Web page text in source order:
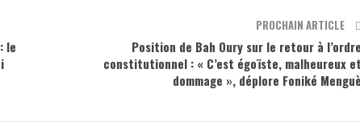
le
PROCHAIN ARTICLE
Position de Bah Oury sur le retour à l’ordre
constitutionnel : « C’est égoïste, malheureux et
dommage », déplore Foniké Menguè